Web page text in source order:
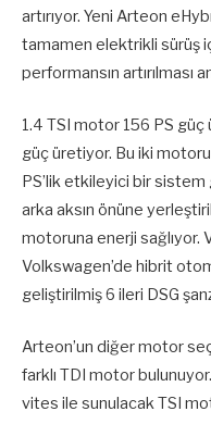
artırıyor. Yeni Arteon
tamamen elektrikli sürüş
performansın artırılması
1.4 TSI motor 156 PS
güç üretiyor. Bu iki
PS’lik etkileyici bir
arka aksın önüne
motoruna enerji sağlıyor.
Volkswagen’de hibrit
geliştirilmiş 6 ileri DSG
Arteon’un diğer motor
farklı TDI motor
vites ile sunulacak TSI